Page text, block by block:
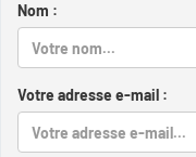
Nom :
Votre adresse e-mail :